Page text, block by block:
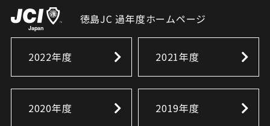
徳島JC 過年度ホームページ
2022年度 2021年度
2020年度 2019年度